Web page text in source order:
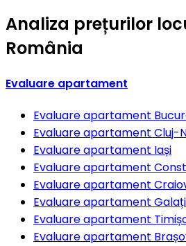
Analiza prețurilor
România
Evaluare apartament
Evaluare apartament
Evaluare apartament Cluj-
Evaluare apartament Iași
Evaluare apartament
Evaluare apartament
Evaluare apartament Galați
Evaluare apartament
Evaluare apartament